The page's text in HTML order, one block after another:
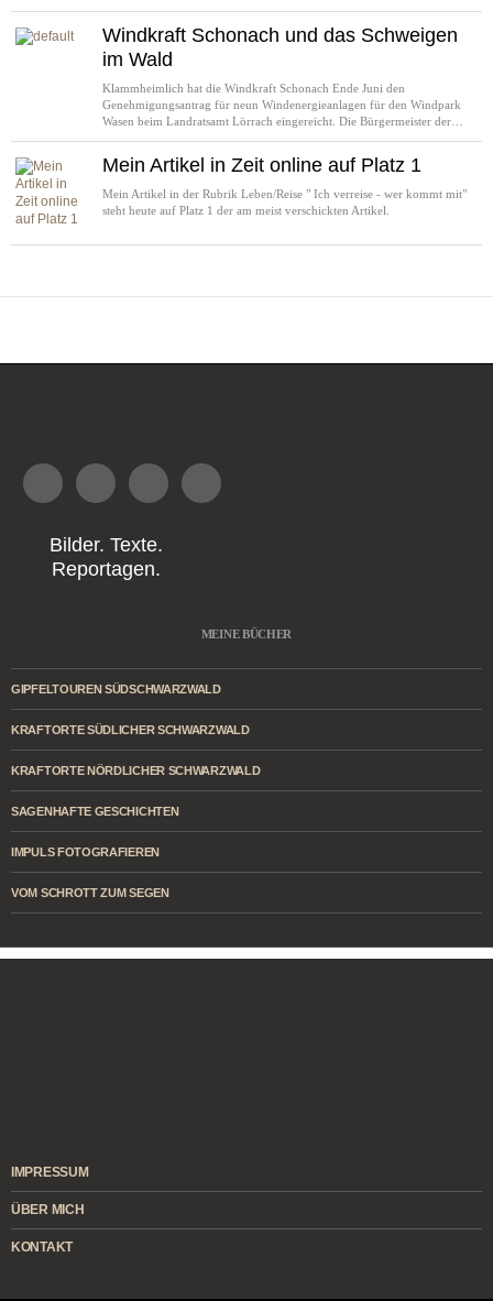
Windkraft Schonach und das Schweigen
im Wald
Klammheimlich hat die Windkraft Schonach Ende Juni den
Genehmigungsantrag für neun Windenergieanlagen für den Windpark
Wasen beim Landratsamt Lörrach eingereicht. Die Bürgermeister der…
Mein Artikel in Zeit online auf Platz 1
Mein Artikel in der Rubrik Leben/Reise " Ich verreise - wer kommt mit"
steht heute auf Platz 1 der am meist verschickten Artikel.
Bilder. Texte.
Reportagen.
MEINE BÜCHER
GIPFELTOUREN SÜDSCHWARZWALD
KRAFTORTE SÜDLICHER SCHWARZWALD
KRAFTORTE NÖRDLICHER SCHWARZWALD
SAGENHAFTE GESCHICHTEN
IMPULS FOTOGRAFIEREN
VOM SCHROTT ZUM SEGEN
IMPRESSUM
ÜBER MICH
KONTAKT